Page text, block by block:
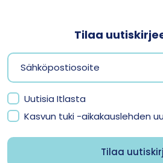
Tilaa
Uutisia Itlasta
Kasvun tuki -aikakauslehden